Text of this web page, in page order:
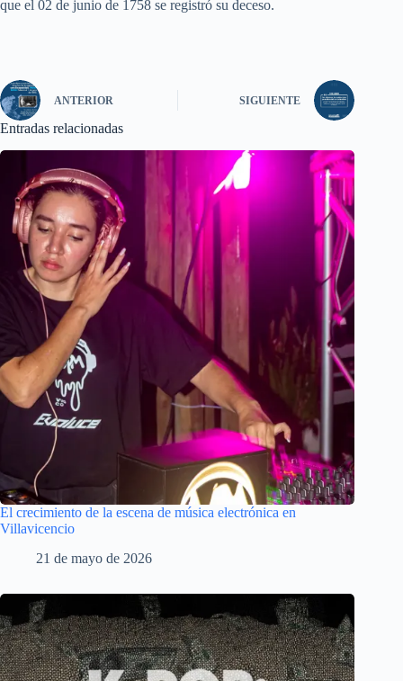
que el 02 de junio de 1758 se registró su deceso.
ANTERIOR SIGUIENTE
Entradas relacionadas
El crecimiento de la escena de música electrónica en
Villavicencio
21 de mayo de 2026